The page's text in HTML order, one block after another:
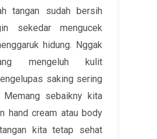
tangan sudah bersih
sekedar mengucek
hidung. Nggak
mengeluh kulit
saking sering
Memang sebaikny kita
hand cream atau body
kita tetap sehat